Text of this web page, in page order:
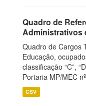
Quadro de
Administrativos
Quadro de Cargos
Educação,
classificação “C”,
Portaria MP/MEC
CSV